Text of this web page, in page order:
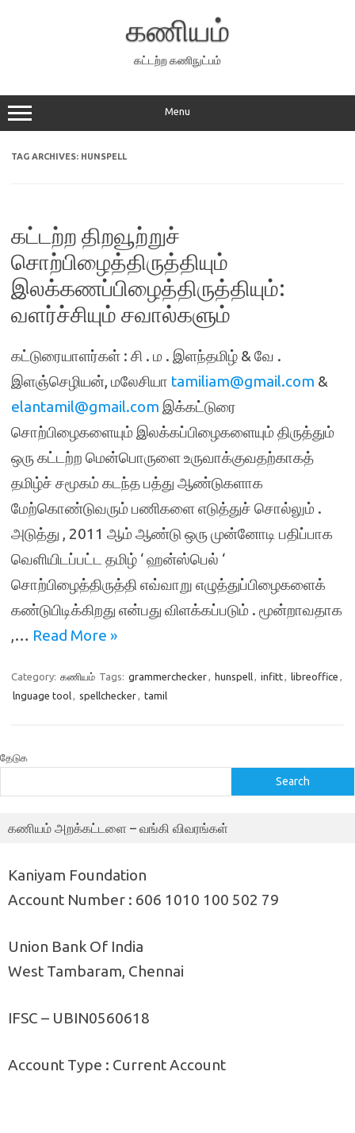
கணியம்
கட்டற்ற கணிநுட்பம்
Menu
TAG ARCHIVES: HUNSPELL
கட்டற்ற திறவூற்றுச்
சொற்பிழைத்திருத்தியும்
இலக்கணப்பிழைத்திருத்தியும்:
வளர்ச்சியும் சவால்களும்
கட்டுரையாளர்கள் : சி . ம . இளந்தமிழ் & வே .
இளஞ்செழியன், மலேசியா tamiliam@gmail.com &
elantamil@gmail.com இக்கட்டுரை
சொற்பிழைகளையும் இலக்கப்பிழைகளையும் திருத்தும்
ஒரு கட்டற்ற மென்பொருளை உருவாக்குவதற்காகத்
தமிழ்ச் சமூகம் கடந்த பத்து ஆண்டுகளாக
மேற்கொண்டுவரும் பணிகளை எடுத்துச் சொல்லும் .
அடுத்து , 2011 ஆம் ஆண்டு ஒரு முன்னோடி பதிப்பாக
வெளியிடப்பட்ட தமிழ் ‘ ஹன்ஸ்பெல் ‘
சொற்பிழைத்திருத்தி எவ்வாறு எழுத்துப்பிழைகளைக்
கண்டுபிடிக்கிறது என்பது விளக்கப்படும் . மூன்றாவதாக
,… Read More »
Category: கணியம் Tags: grammerchecker, hunspell, infitt, libreoffice ,
lnguage tool, spellchecker, tamil
தேடுக
Search
கணியம் அறக்கட்டளை – வங்கி விவரங்கள்
Kaniyam Foundation
Account Number : 606 1010 100 502 79
Union Bank Of India
West Tambaram, Chennai
IFSC – UBIN0560618
Account Type : Current Account